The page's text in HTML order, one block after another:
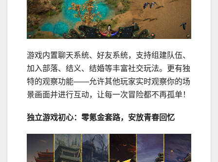
游戏内置聊天系统、好友系统，支持组建队伍、
加入部落、结义、结婚等丰富社交玩法。更有独
特的观察功能——允许其他玩家实时观察你的场
景画面并进行互动，让每一次冒险都不再孤单！
独立游戏初心：零氪金套路，安放青春回忆